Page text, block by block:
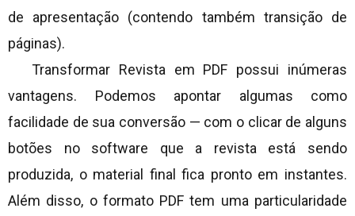
de apresentação (contendo também transição de
páginas).
Transformar Revista em PDF possui inúmeras
vantagens. Podemos apontar algumas como
facilidade de sua conversão — com o clicar de alguns
botões no software que a revista está sendo
produzida, o material final fica pronto em instantes.
Além disso, o formato PDF tem uma particularidade